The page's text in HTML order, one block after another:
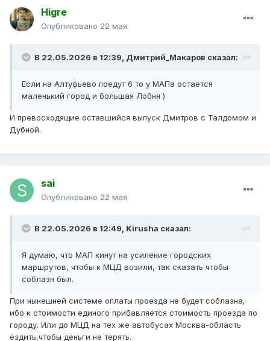
Higre
Опубликовано 22 мая
В 22.05.2026 в 12:39, Дмитрий_Макаров сказал:
Если на Алтуфьево поедут 6 то у МАПа остается
маленький город и большая Лобня )
И превосходящие оставшийся выпуск Дмитров с Талдомом и
Дубной.
sai
Опубликовано 22 мая
В 22.05.2026 в 12:49, Kirusha сказал:
Я думаю, что МАП кинут на усиление городских
маршрутов, чтобы к МЦД возили, так сказать чтобы
соблазн был.
При нынешней системе оплаты проезда не будет соблазна,
ибо к стоимости единого прибавляется стоимость проезда по
городу. Или до МЦД на тех же автобусах Москва-область
ездить,чтобы деньги не терять.